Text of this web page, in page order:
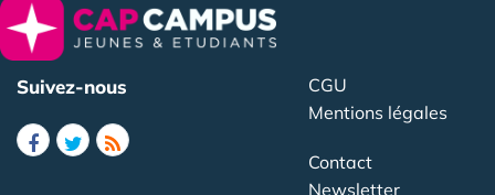
Suivez-nous
CGU
Mentions légales
Contact
Newsletter